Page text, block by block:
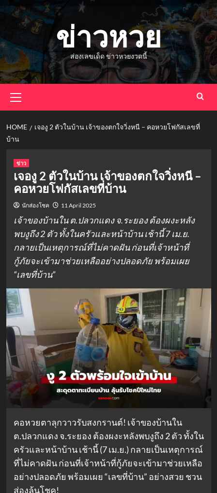
Skip
ข่าวหวย
ส่องเลขเด็ด ข่าวหวยงวดนี้
Menu
HOME
เจองู 2 ตัวในบ้าน เจ้าของตกใจวิ่งหนี – คอหวยโฟกัสเลขที่
บ้าน
ข่าว
เจองู 2 ตัวในบ้าน เจ้าของตกใจวิ่งหนี –
คอหวยโฟกัสเลขที่บ้าน
นักส่องโชค 11 April 2025
เจ้าของบ้านใน ต.ปลวกแดง จ.ระยอง ต้องผงะหลัง
พบงูถึง 2 ตัว ทั้งในครัวและหน้าบ้าน เช้านี้ 7 เม.ย.
กลายเป็นเหตุการณ์ที่ไม่คาดฝัน ก่อนที่เจ้าหน้าที่
กู้ภัยจะเข้ามาช่วยเหลืออย่างปลอดภัย พร้อมเผย
“เลขที่บ้าน”
คอหวยตาลุกวาวรับสงกรานต์! เจ้าของบ้านใน
ต.ปลวกแดง จ.ระยอง ต้องผงะหลังพบงูถึง 2 ตัว ทั้งใน
ครัวและหน้าบ้าน เช้านี้ (7 เม.ย.) กลายเป็นเหตุการณ์
ที่ไม่คาดฝัน ก่อนที่เจ้าหน้าที่กู้ภัยจะเข้ามาช่วยเหลือ
อย่างปลอดภัย พร้อมเผย “เลขที่บ้าน” อย่างสวย ชวน
ส่องลุ้นโชค!